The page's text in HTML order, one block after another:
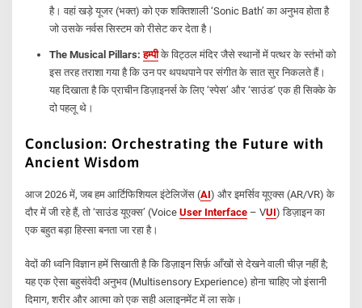
है। वहां खड़े यूजर (भक्त) को एक शक्तिशाली ‘Sonic Bath’ का अनुभव होता है
जो उसके नर्वस सिस्टम को रीसेट कर देता है।
The Musical Pillars: हम्पीके विट्ठल मंदिर जैसे स्थानों में पत्थर के स्तंभों को
इस तरह तराशा गया है कि उन पर थपथपाने पर संगीत के सात सुर निकलते हैं।
यह दिखाता है कि प्राचीन डिज़ाइनर्स के लिए ‘स्पेस’ और ‘साउंड’ एक ही सिक्के के
दो पहलू थे।
Conclusion: Orchestrating the Future with
Ancient Wisdom
आज 2026 में, जब हम आर्टिफिशियल इंटेलिजेंस (AI) और इमर्सिव यूएक्स (AR/VR) के
दौर में जी रहे हैं, तो ‘साउंड यूएक्स’ (VoiceUser Interface – VUI) डिज़ाइन का
एक बहुत बड़ा हिस्सा बनता जा रहा है।
वेदों की ध्वनि विज्ञान हमें सिखाती है कि डिज़ाइन सिर्फ़ आँखों से देखने वाली चीज़ नहीं है;
यह एक ऐसा बहुसंवेदी अनुभव (Multisensory Experience) होना चाहिए जो इंसानी
दिमाग, शरीर और आत्मा को एक सही अलाइनमेंट में ला सके।